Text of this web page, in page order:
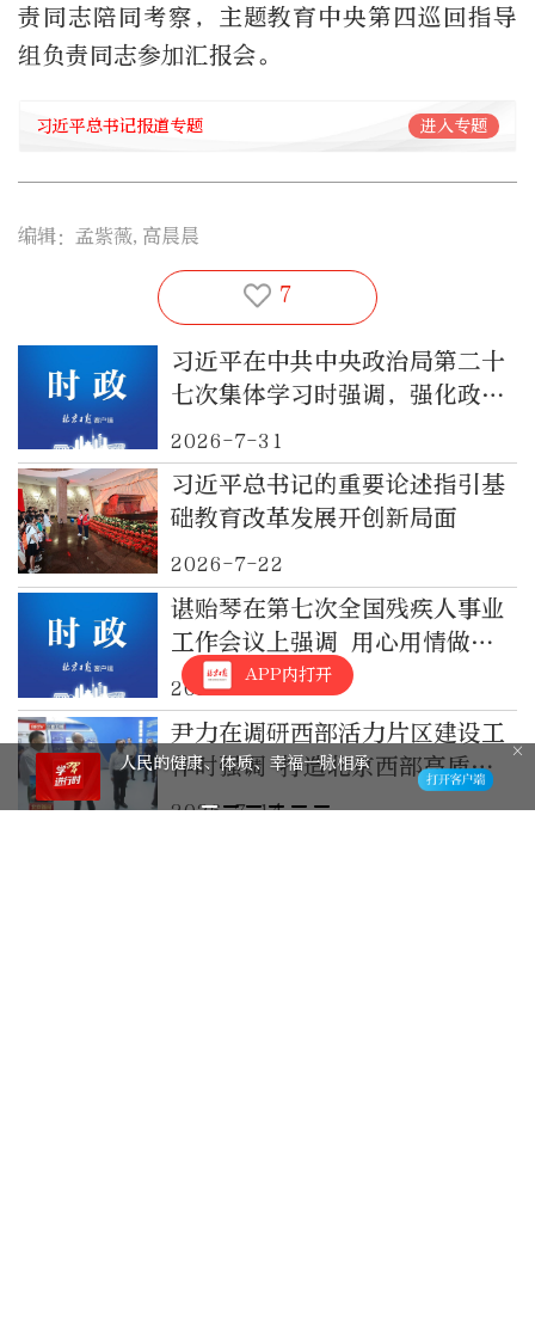
责同志陪同考察，主题教育中央第四巡回指导
组负责同志参加汇报会。
习近平总书记报道专题 进入专题
编辑：孟紫薇,高晨晨
7
习近平在中共中央政治局第二十
七次集体学习时强调，强化政治
引领，深化创新发展，高质量推
进国防和军队现代化
2026-7-31
习近平总书记的重要论述指引基
础教育改革发展开创新局面
2026-7-22
谌贻琴在第七次全国残疾人事业
工作会议上强调 用心用情做好
残疾人工作 不断推进残疾人事
业全面发展高质量发展
2026-7-16
尹力在调研西部活力片区建设工
作时强调 打造北京西部高质量
发展新引擎 绘就“山水京西、
2026-7-14
APP内打开
人民的健康、体质、幸福一脉相承